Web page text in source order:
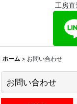
工房
ホーム > お問い合わせ
お問い合わせ